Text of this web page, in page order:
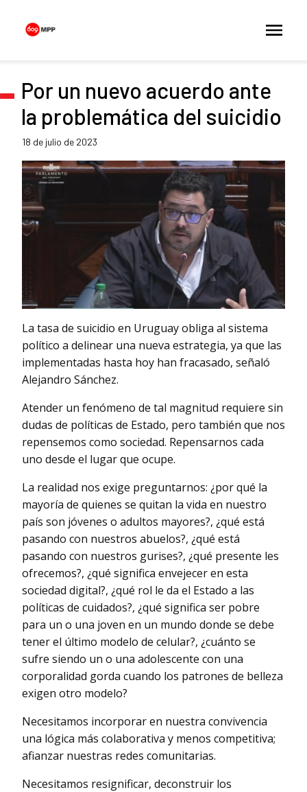
Por un nuevo acuerdo ante
la problemática del suicidio
18 de julio de 2023
La tasa de suicidio en Uruguay obliga al sistema
político a delinear una nueva estrategia, ya que las
implementadas hasta hoy han fracasado, señaló
Alejandro Sánchez.
Atender un fenómeno de tal magnitud requiere sin
dudas de políticas de Estado, pero también que nos
repensemos como sociedad. Repensarnos cada
uno desde el lugar que ocupe.
La realidad nos exige preguntarnos: ¿por qué la
mayoría de quienes se quitan la vida en nuestro
país son jóvenes o adultos mayores?, ¿qué está
pasando con nuestros abuelos?, ¿qué está
pasando con nuestros gurises?, ¿qué presente les
ofrecemos?, ¿qué significa envejecer en esta
sociedad digital?, ¿qué rol le da el Estado a las
políticas de cuidados?, ¿qué significa ser pobre
para un o una joven en un mundo donde se debe
tener el último modelo de celular?, ¿cuánto se
sufre siendo un o una adolescente con una
corporalidad gorda cuando los patrones de belleza
exigen otro modelo?
Necesitamos incorporar en nuestra convivencia
una lógica más colaborativa y menos competitiva;
afianzar nuestras redes comunitarias.
Necesitamos resignificar, deconstruir los